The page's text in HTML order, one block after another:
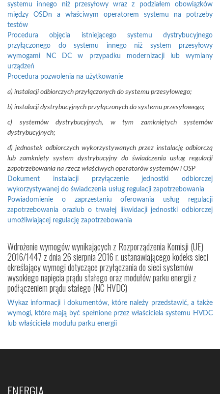
systemu innego niż przesyłowy wraz z podziałem obowiązków
między OSDn a właściwym operatorem systemu na potrzeby
testów
Procedura objęcia istniejącego systemu dystrybucyjnego
przyłączonego do systemu innego niż system przesyłowy
wymogami NC DC w przypadku modernizacji lub wymiany
urządzeń
Procedura pozwolenia na użytkowanie
a) instalacji odbiorczych przyłączonych do systemu przesyłowego;
b) instalacji dystrybucyjnych przyłączonych do systemu przesyłowego;
c) systemów dystrybucyjnych, w tym zamkniętych systemów
dystrybucyjnych;
d) jednostek odbiorczych wykorzystywanych przez instalację odbiorczą
lub zamknięty system dystrybucyjny do świadczenia usług regulacji
zapotrzebowania na rzecz właściwych operatorów systemów i OSP
Dokument instalacji przyłączenie jednostki odbiorczej
wykorzystywanej do świadczenia usług regulacji zapotrzebowania
Powiadomienie o zaprzestaniu oferowania usług regulacji
zapotrzebowania orazlub o trwałej likwidacji jednostki odbiorczej
umożliwiającej regulację zapotrzebowania
Wdrożenie wymogów wynikających z Rozporządzenia Komisji (UE)
2016/1447 z dnia 26 sierpnia 2016 r. ustanawiającego kodeks sieci
określający wymogi dotyczące przyłączania do sieci systemów
wysokiego napięcia prądu stałego oraz modułów parku energii z
podłączeniem prądu stałego (NC HVDC)
Wykaz informacji i dokumentów, które należy przedstawić, a także
wymogi, które mają być spełnione przez właściciela systemu HVDC
lub właściciela modułu parku energii